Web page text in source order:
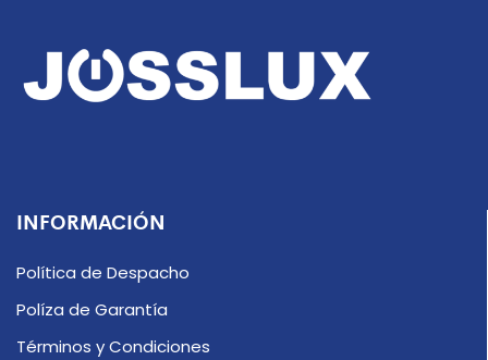
INFORMACIÓN
Política de Despacho
Políza de Garantía
Términos y Condiciones